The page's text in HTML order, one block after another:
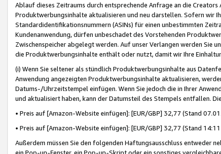
Ablauf dieses Zeitraums durch entsprechende Anfrage an die
Produktwerbungsinhalte aktualisieren und neu darstellen. Sofern wir
Standardidentifikationsnummern (ASINs) für einen unbestimmten
Kundenanwendung, dürfen unbeschadet des Vorstehenden
Zwischenspeicher abgelegt werden. Auf unser Verlangen werden Sie
die Produktwerbungsinhalte enthält oder nutzt, damit wir Ihre
(i) Wenn Sie seltener als stündlich Produktwerbungsinhalte aus
Anwendung angezeigten Produktwerbungsinhalte aktualisieren,
Datums-/Uhrzeitstempel einfügen. Wenn Sie jedoch die in Ihrer
und aktualisiert haben, kann der Datumsteil des Stempels entfallen.
• Preis auf [Amazon-Website einfügen]: [EUR/GBP] 32,77 (Stand
• Preis auf [Amazon-Website einfügen]: [EUR/GBP] 32,77 (Stand
Außerdem müssen Sie den folgenden Haftungsausschluss entweder
ein Pop-up-Fenster, ein Pop-up-Skript oder ein sonstiges